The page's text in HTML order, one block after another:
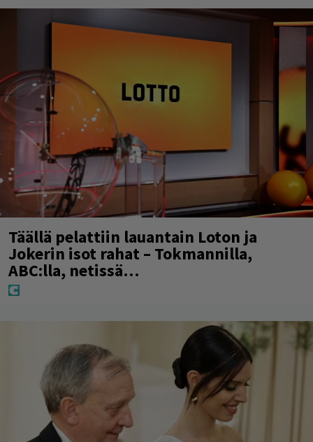
Täällä pelattiin lauantain Loton ja
Jokerin isot rahat – Tokmannilla,
ABC:lla, netissä…